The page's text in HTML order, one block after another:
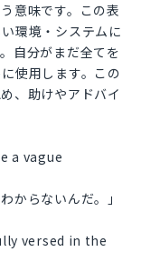
意味です。この表
環境・システムに
自分がまだ全てを
使用します。この
、助けやアドバイ
a vague
からないんだ。」
versed in the